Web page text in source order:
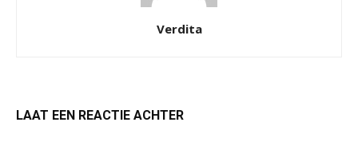
Verdita
LAAT EEN REACTIE ACHTER